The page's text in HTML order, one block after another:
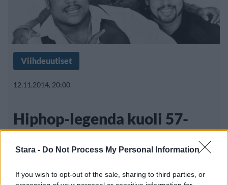
Stara - Do Not Process My Personal Information
If you wish to opt-out of the sale, sharing to third parties, or
Viihdeuutiset
12.11.2014, 20:00
Hiphop-legenda kuoli 57-
vuotiaana: ”Lepää rauhassa”
Yhdysvaltalainen The Sugarhill Gang